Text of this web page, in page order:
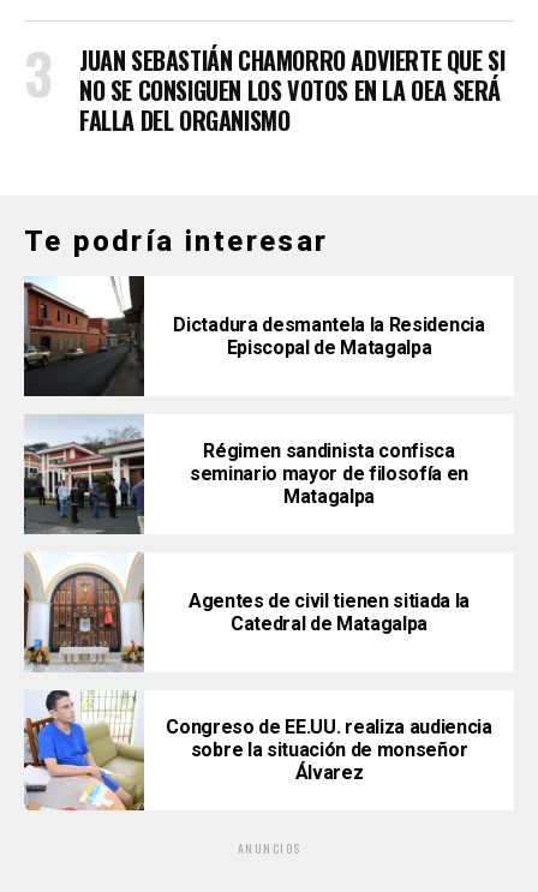
JUAN SEBASTIÁN CHAMORRO ADVIERTE QUE SI
NO SE CONSIGUEN LOS VOTOS EN LA OEA SERÁ
FALLA DEL ORGANISMO
Te podría interesar
Dictadura desmantela la Residencia
Episcopal de Matagalpa
Régimen sandinista confisca
seminario mayor de filosofía en
Matagalpa
Agentes de civil tienen sitiada la
Catedral de Matagalpa
Congreso de EE.UU. realiza audiencia
sobre la situación de monseñor
Álvarez
ANUNCIOS